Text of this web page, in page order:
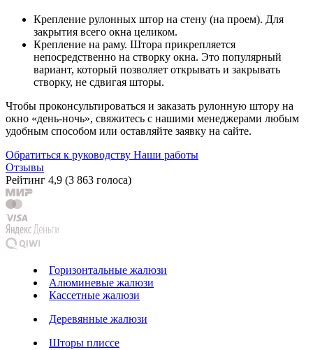
Крепление рулонных штор на стену (на проем). Для
закрытия всего окна целиком.
Крепление на раму. Штора прикрепляется
непосредственно на створку окна. Это популярный
вариант, который позволяет открывать и закрывать
створку, не сдвигая шторы.
Чтобы проконсультироваться и заказать рулонную штору на
окно «день-ночь», свяжитесь с нашими менеджерами любым
удобным способом или оставляйте заявку на сайте.
Обратиться к руководству Наши работы
Отзывы
Рейтинг 4,9 (3 863 голоса)
Горизонтальные жалюзи
Алюминевые жалюзи
Кассетные жалюзи
Деревянные жалюзи
Шторы плиссе